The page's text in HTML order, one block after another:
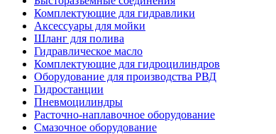
Комплектующие для гидравлики
Аксессуары для мойки
Шланг для полива
Гидравлическое масло
Комплектующие для гидроцилиндров
Оборудование для производства РВД
Гидростанции
Пневмоцилиндры
Расточно-наплавочное оборудование
Смазочное оборудование